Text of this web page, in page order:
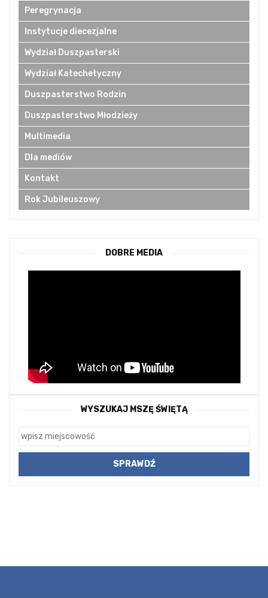
Peregrynacja
Instytucje diecezjalne
Wydział Duszpasterski
Wydział Katechetyczny
Duszpasterstwo Rodzin
Duszpasterstwo Młodzieży
Multimedia
Dla mediów
Kontakt
Rok Jubileuszowy
DOBRE MEDIA
WYSZUKAJ MSZĘ ŚWIĘTĄ